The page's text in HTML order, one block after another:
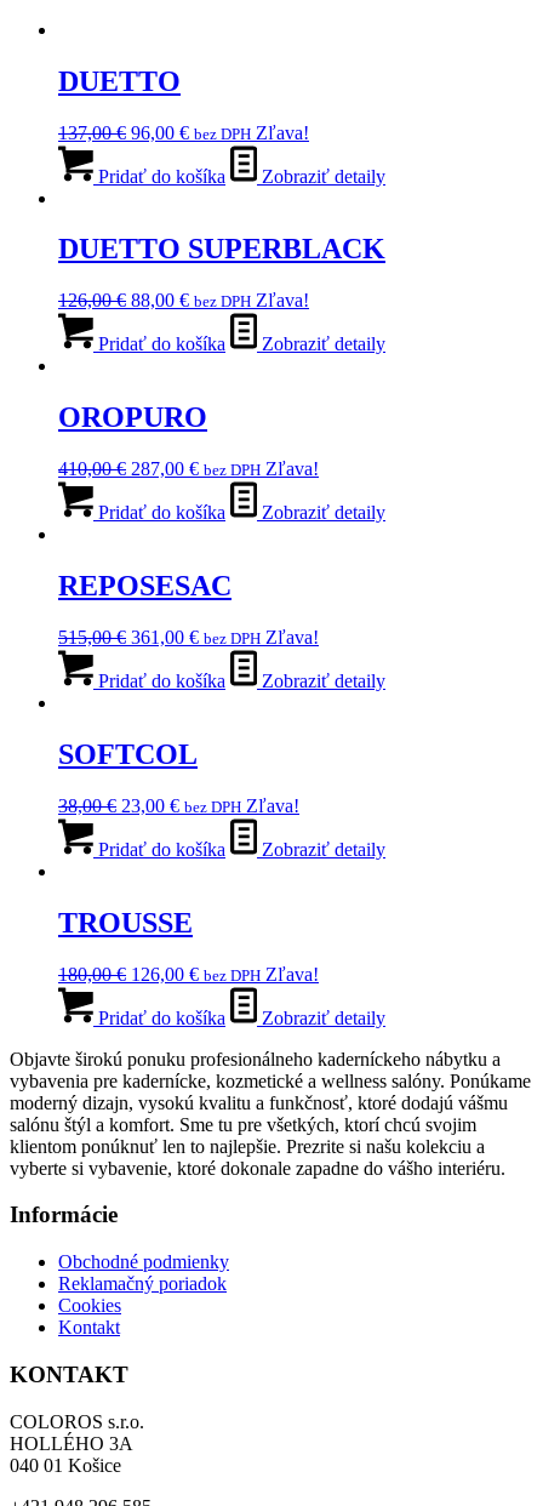
DUETTO
137,00€ Pôvodná
bola:
96,00 €Aktuálna
je:
bez DPH Zľava!
Pridať do košíka Zobraziť detaily
DUETTO SUPERBLACK
126,00€ Pôvodná
bola:
88,00 €Aktuálna
je:
bez DPH Zľava!
Pridať do košíka Zobraziť detaily
OROPURO
410,00€ Pôvodná
bola:
287,00 €Aktuálna
cena
je:
bez DPH Zľava!
Pridať do košíka Zobraziť detaily
REPOSESAC
515,00€ Pôvodná
bola:
361,00 €Aktuálna
cena
je:
bez DPH Zľava!
Pridať do košíka Zobraziť detaily
SOFTCOL
38,00€ Pôvodná
bola:
23,00 €Aktuálna
je:
bez DPH Zľava!
Pridať do košíka Zobraziť detaily
TROUSSE
180,00€ Pôvodná
bola:
126,00 €Aktuálna
cena
je:
bez DPH Zľava!
Pridať do košíka
Zobraziť detaily
Objavte širokú ponuku profesionálneho kaderníckeho nábytku a
vybavenia pre kadernícke, kozmetické a wellness salóny. Ponúkame
moderný dizajn, vysokú kvalitu a funkčnosť, ktoré dodajú vášmu
salónu štýl a komfort. Sme tu pre všetkých, ktorí chcú svojim
klientom ponúknuť len to najlepšie. Prezrite si našu kolekciu a
vyberte si vybavenie, ktoré dokonale zapadne do vášho interiéru.
Informácie
Obchodné podmienky
Reklamačný poriadok
Cookies
Kontakt
KONTAKT
COLOROS s.r.o.
HOLLÉHO 3A
040 01 Košice